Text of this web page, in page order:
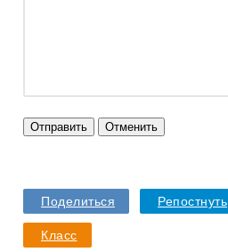
Отправить Отменить
Поделиться Репостнуть
Класс